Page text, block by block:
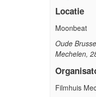
Locatie
Moonbeat
Oude
Mechelen,
Filmhuis